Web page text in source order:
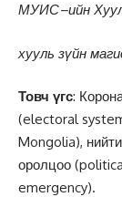
МУИС–ийн
хууль зүйн
Товч үгс:
(electoral
Mongolia),
оролцоо
emergency).